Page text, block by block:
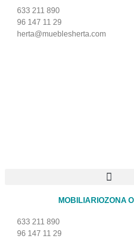
633 211 890
96 147 11 29
herta@mueblesherta.com
MOBILIARIOZONA
633 211 890
96 147 11 29